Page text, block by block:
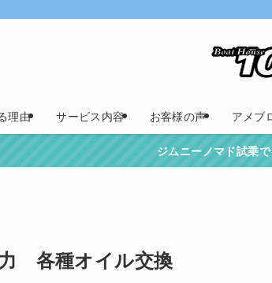
理由 サービス内容 お客様の声 アメブ
ジムニーノマド試乗で
各種オイル交換